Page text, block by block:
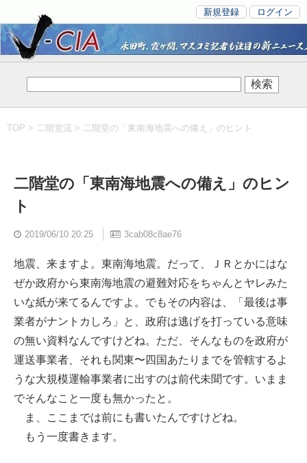
新規登録 ログイン
TOP > 二階堂流 > 二階堂の「東南海地震への備え」のヒント
二階堂の「東南海地震への備え」のヒン
ト
2019/06/10 20:25 3cab08c8ae76
地震、来ますよ。東南海地震。だって、ＪＲとかにはな
ぜか政府から東南海地震の避難対応をちゃんとヤレみた
いな紙が来てるんですよ。でもその内容は、「最後は事
業者がナントカしろ」と、政府は逃げを打っている意味
の無い資料なんですけどね。ただ、そんなものを政府が
運送事業者、それも関東〜四国あたりまでを管轄するよ
うな大規模運輸事業者に出すのは前代未聞です。いまま
でそんなこと一度も無かったと。
ま、ここまでは前にも書いたんですけどね。
もう一度書きます。